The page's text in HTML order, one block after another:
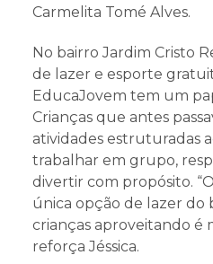
Carmelita Tomé Alves.
No bairro Jardim Cristo
de lazer e esporte
EducaJovem tem um
Crianças que antes
atividades estruturadas
trabalhar em grupo,
divertir com propósito.
única opção de lazer do
crianças aproveitando é
reforça Jéssica.